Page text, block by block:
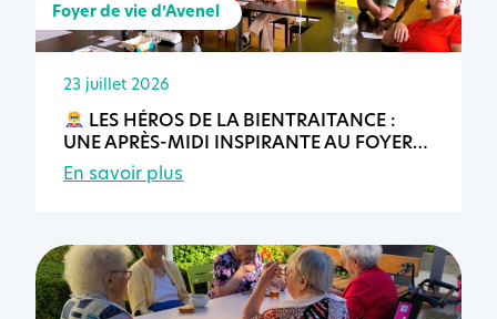
Foyer de vie d’Avenel
23 juillet 2026
LES HÉROS DE LA BIENTRAITANCE :
UNE APRÈS-MIDI INSPIRANTE AU FOYER
DE VIE D’AVENEL
En savoir plus